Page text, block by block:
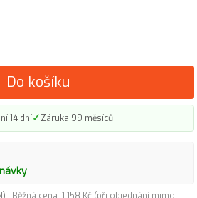
Do košíku
14 dní✓Záruka 99 měsíců